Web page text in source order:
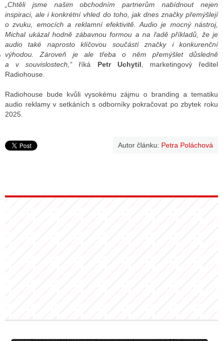
DISKUTÉRA NA RADIOTV
STARŠÍCH DISKUZÍ
„Chtěli jsme našim obchodním partnerům nabídnout nejen
inspiraci, ale i konkrétní vhled do toho, jak dnes značky přemýšlejí
o zvuku, emocích a reklamní efektivitě. Audio je mocný nástroj,
Michal ukázal hodně zábavnou formou a na řadě příkladů, že je
audio také naprosto klíčovou součástí značky i konkurenční
výhodou. Zároveň je ale třeba o něm přemýšlet důsledně
a v souvislostech,“ říká Petr Uchytil, marketingový ředitel
Radiohouse.
Radiohouse bude kvůli vysokému zájmu o branding a tematiku
audio reklamy v setkáních s odborníky pokračovat po zbytek roku
2025.
Autor článku: Petra Poláchová